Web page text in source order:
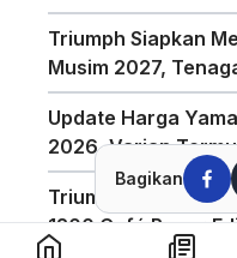
Triumph Siapkan
Musim 2027,
Update Harga
2026, Varian
Triumph Indonesia
1200 Café Racer
Bagikan